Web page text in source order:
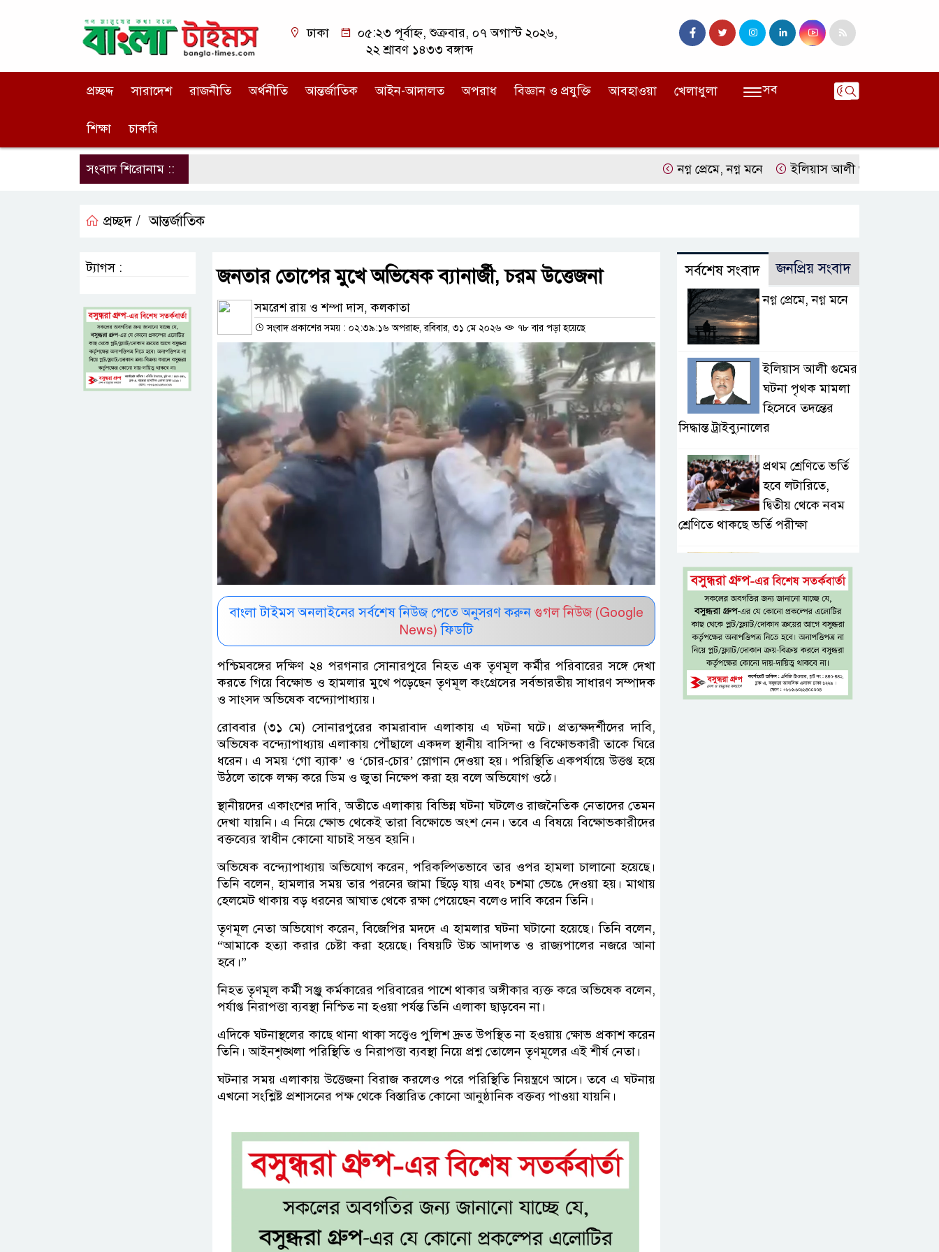
ঢাকা
০৫:২৩ পূর্বাহ্ন, শুক্রবার, ০৭ অগাস্ট ২০২৬,
২২ শ্রাবণ ১৪৩৩ বঙ্গাব্দ
প্রচ্ছদ্দ সারাদেশ রাজনীতি অর্থনীতি আন্তর্জাতিক আইন-আদালত অপরাধ বিজ্ঞান ও প্রযুক্তি আবহাওয়া খেলাধুলা
শিক্ষা চাকরি
সব
সংবাদ শিরোনাম :: নগ্ন প্রেমে, নগ্ন মনে ইলিয়াস আলী গুমের ঘটনা পৃথক মামলা
প্রচ্ছদ / আন্তর্জাতিক
জনতার তোপের মুখে অভিষেক ব্যানার্জী, চরম উত্তেজনা
সমরেশ রায় ও শম্পা দাস, কলকাতা
সংবাদ প্রকাশের সময় : ০২:৩৯:১৬ অপরাহ্ন, রবিবার, ৩১ মে ২০২৬ ৭৮ বার পড়া হয়েছে
বাংলা টাইমস অনলাইনের সর্বশেষ নিউজ পেতে অনুসরণ করুন গুগল নিউজ (Google
News) ফিডটি
পশ্চিমবঙ্গের দক্ষিণ ২৪ পরগনার সোনারপুরে নিহত এক তৃণমূল কর্মীর পরিবারের সঙ্গে দেখা
করতে গিয়ে বিক্ষোভ ও হামলার মুখে পড়েছেন তৃণমূল কংগ্রেসের সর্বভারতীয় সাধারণ সম্পাদক
ও সাংসদ অভিষেক বন্দ্যোপাধ্যায়।
রোববার (৩১ মে) সোনারপুরের কামরাবাদ এলাকায় এ ঘটনা ঘটে। প্রত্যক্ষদর্শীদের দাবি,
অভিষেক বন্দ্যোপাধ্যায় এলাকায় পৌঁছালে একদল স্থানীয় বাসিন্দা ও বিক্ষোভকারী তাকে ঘিরে
ধরেন। এ সময় ‘গো ব্যাক’ ও ‘চোর-চোর’ স্লোগান দেওয়া হয়। পরিস্থিতি একপর্যায়ে উত্তপ্ত হয়ে
উঠলে তাকে লক্ষ্য করে ডিম ও জুতা নিক্ষেপ করা হয় বলে অভিযোগ ওঠে।
স্থানীয়দের একাংশের দাবি, অতীতে এলাকায় বিভিন্ন ঘটনা ঘটলেও রাজনৈতিক নেতাদের তেমন
দেখা যায়নি। এ নিয়ে ক্ষোভ থেকেই তারা বিক্ষোভে অংশ নেন। তবে এ বিষয়ে বিক্ষোভকারীদের
বক্তব্যের স্বাধীন কোনো যাচাই সম্ভব হয়নি।
অভিষেক বন্দ্যোপাধ্যায় অভিযোগ করেন, পরিকল্পিতভাবে তার ওপর হামলা চালানো হয়েছে।
তিনি বলেন, হামলার সময় তার পরনের জামা ছিঁড়ে যায় এবং চশমা ভেঙে দেওয়া হয়। মাথায়
হেলমেট থাকায় বড় ধরনের আঘাত থেকে রক্ষা পেয়েছেন বলেও দাবি করেন তিনি।
তৃণমূল নেতা অভিযোগ করেন, বিজেপির মদদে এ হামলার ঘটনা ঘটানো হয়েছে। তিনি বলেন,
“আমাকে হত্যা করার চেষ্টা করা হয়েছে। বিষয়টি উচ্চ আদালত ও রাজ্যপালের নজরে আনা
হবে।”
নিহত তৃণমূল কর্মী সঞ্জু কর্মকারের পরিবারের পাশে থাকার অঙ্গীকার ব্যক্ত করে অভিষেক বলেন,
পর্যাপ্ত নিরাপত্তা ব্যবস্থা নিশ্চিত না হওয়া পর্যন্ত তিনি এলাকা ছাড়বেন না।
এদিকে ঘটনাস্থলের কাছে থানা থাকা সত্ত্বেও পুলিশ দ্রুত উপস্থিত না হওয়ায় ক্ষোভ প্রকাশ করেন
তিনি। আইনশৃঙ্খলা পরিস্থিতি ও নিরাপত্তা ব্যবস্থা নিয়ে প্রশ্ন তোলেন তৃণমূলের এই শীর্ষ নেতা।
ঘটনার সময় এলাকায় উত্তেজনা বিরাজ করলেও পরে পরিস্থিতি নিয়ন্ত্রণে আসে। তবে এ ঘটনায়
এখনো সংশ্লিষ্ট প্রশাসনের পক্ষ থেকে বিস্তারিত কোনো আনুষ্ঠানিক বক্তব্য পাওয়া যায়নি।
ট্যাগস : সর্বশেষ সংবাদ জনপ্রিয় সংবাদ
নগ্ন প্রেমে, নগ্ন মনে
ইলিয়াস আলী গুমের
ঘটনা পৃথক মামলা
হিসেবে তদন্তের
সিদ্ধান্ত ট্রাইব্যুনালের
প্রথম শ্রেণিতে ভর্তি
হবে লটারিতে,
দ্বিতীয় থেকে নবম
শ্রেণিতে থাকছে ভর্তি পরীক্ষা
বৃদ্ধি প্রত্যাখ্যান,
নতুন মজুরি বোর্ড
গঠনের দাবি চা শ্রমিক ইউনিয়নের
টাঙ্গাইল জেলা
পরিষদের উদ্যোগে
২৩ লাখ টাকার